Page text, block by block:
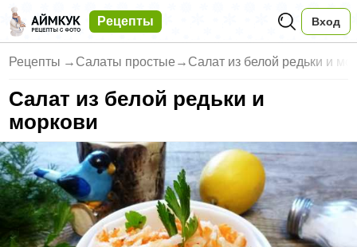
Рецепты Вход
Рецепты → Салаты простые → Салат из белой редьки и
Салат из белой редьки и
моркови